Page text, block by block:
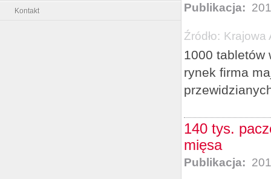
Kontakt Publikacja:
Źródło: Krajowa
1000 tabletów
rynek firma
140 tys.
mięsa
Publikacja: